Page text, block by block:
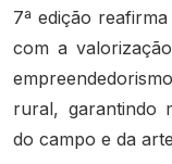
7ª edição
com a
rural, garantindo
do campo e da